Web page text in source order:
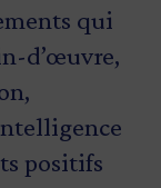
qui
d’œuvre,
positifs